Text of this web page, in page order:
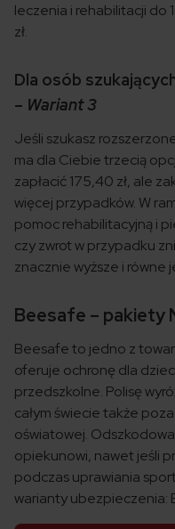
leczenia i rehabilitacji do
zł.
Dla osób
– Wariant 3
Jeśli szukasz
ma dla Ciebie trzecią
zapłacić 175,40 zł, ale
więcej przypadków. W
pomoc rehabilitacyjną i
czy zwrot w przypadku
znacznie wyższe i równe
Beesafe – pakiety
Beesafe to jedno z
oferuje ochronę dla
przedszkolne. Polisę
całym świecie także
oświatowej.
opiekunowi, nawet jeśli
podczas uprawiania
warianty ubezpieczenia: